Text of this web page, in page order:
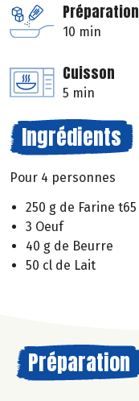
Préparation
10 min
Cuisson
5 min
Ingrédients
Pour 4 personnes
250 g de Farine t65
3 Oeuf
40 g de Beurre
50 cl de Lait
Préparation